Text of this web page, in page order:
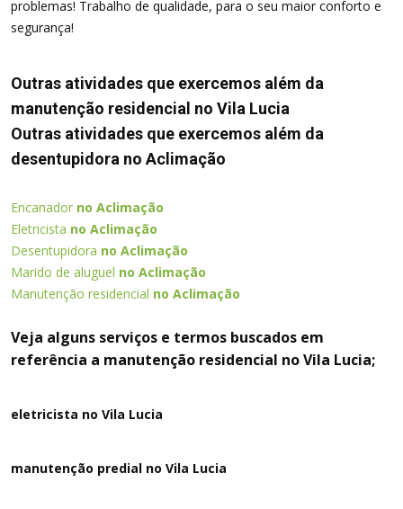
problemas! Trabalho de qualidade, para o seu maior conforto e
segurança!
Outras atividades que exercemos além da
manutenção residencial no Vila Lucia
Outras atividades que exercemos além da
desentupidora no Aclimação
Encanador no Aclimação
Eletricista no Aclimação
Desentupidora no Aclimação
Marido de aluguel no Aclimação
Manutenção residencial no Aclimação
Veja alguns serviços e termos buscados em
referência a manutenção residencial no Vila Lucia;
eletricista no Vila Lucia
manutenção predial no Vila Lucia